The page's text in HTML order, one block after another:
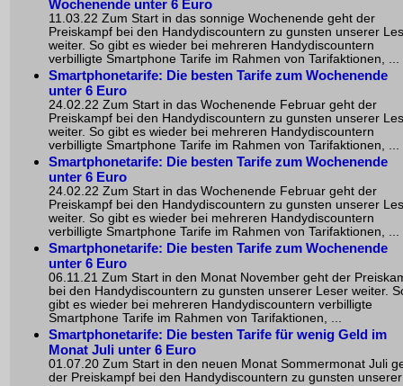
Wochenende unter 6 Euro
11.03.22 Zum Start in das sonnige Wochenende geht der
Preiskampf bei den Handydiscountern zu gunsten unserer
weiter. So gibt es wieder bei mehreren Handydiscountern
verbilligte Smartphone Tarife im Rahmen von Tarifaktionen, ...
Smartphonetarife: Die besten Tarife zum Wochenende
unter 6 Euro
24.02.22 Zum Start in das Wochenende Februar geht der
Preiskampf bei den Handydiscountern zu gunsten unserer
weiter. So gibt es wieder bei mehreren Handydiscountern
verbilligte Smartphone Tarife im Rahmen von Tarifaktionen, ...
Smartphonetarife: Die besten Tarife zum Wochenende
unter 6 Euro
24.02.22 Zum Start in das Wochenende Februar geht der
Preiskampf bei den Handydiscountern zu gunsten unserer
weiter. So gibt es wieder bei mehreren Handydiscountern
verbilligte Smartphone Tarife im Rahmen von Tarifaktionen, ...
Smartphonetarife: Die besten Tarife zum Wochenende
unter 6 Euro
06.11.21 Zum Start in den Monat November geht der
bei den Handydiscountern zu gunsten unserer Leser weiter.
gibt es wieder bei mehreren Handydiscountern verbilligte
Smartphone Tarife im Rahmen von Tarifaktionen, ...
Smartphonetarife: Die besten Tarife für wenig Geld im
Monat Juli unter 6 Euro
01.07.20 Zum Start in den neuen Monat Sommermonat Juli
der Preiskampf bei den Handydiscountern zu gunsten unserer